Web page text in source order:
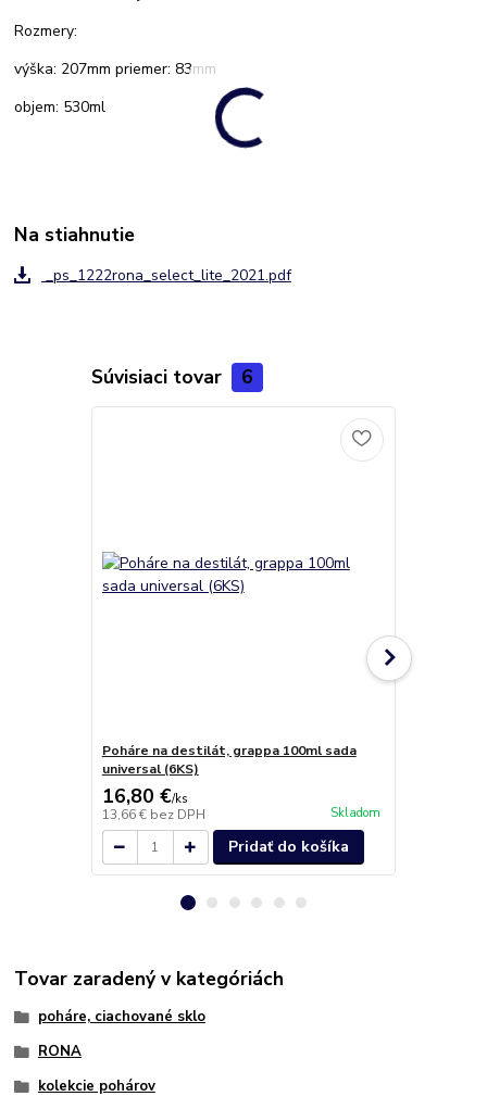
Rozmery:
výška: 207mm priemer: 83mm
objem: 530ml
Na stiahnutie
_ps_1222rona_select_lite_2021.pdf
Súvisiaci tovar 6
Poháre na destilát, grappa 100ml sada
universal (6KS)
16,80 €/ks
13,66 € bez DPH Skladom
Pridať do košíka
Tovar zaradený v kategóriách
poháre, ciachované sklo
RONA
kolekcie pohárov